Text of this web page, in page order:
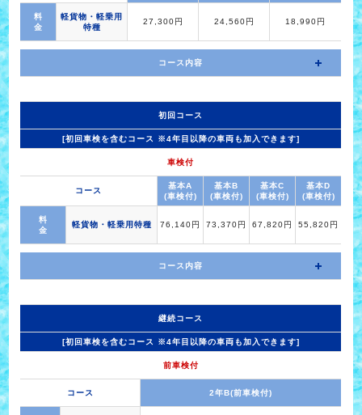
料
金
軽貨物・軽乗用
特種
27,300円 24,560円 18,990円
コース内容
初回コース
[初回車検を含むコース ※4年目以降の車両も加入できます]
車検付
コース
基本A
(車検付)
基本B
(車検付)
基本C
(車検付)
基本D
(車検付)
料
金
軽貨物・軽乗用特種 76,140円 73,370円 67,820円 55,820円
コース内容
継続コース
[初回車検を含むコース ※4年目以降の車両も加入できます]
前車検付
コース 2年B(前車検付)